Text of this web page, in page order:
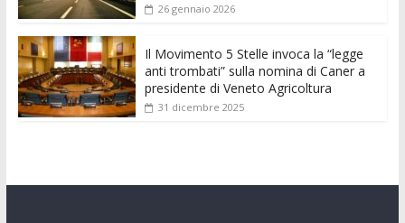
26 gennaio 2026
Il Movimento 5 Stelle invoca la “legge
anti trombati” sulla nomina di Caner a
presidente di Veneto Agricoltura
31 dicembre 2025